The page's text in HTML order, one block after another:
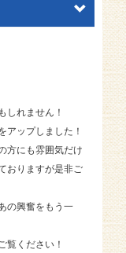
しれません！
アップしました！
方にも雰囲気だけ
おりますが是非ご
の興奮をもう一
覧ください！